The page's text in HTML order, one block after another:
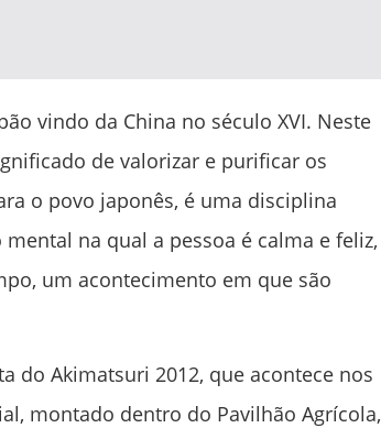
vindo da China no século XVI. Neste
de valorizar e purificar os
o povo japonês, é uma disciplina
na qual a pessoa é calma e feliz,
um acontecimento em que são
do Akimatsuri 2012, que acontece nos
montado dentro do Pavilhão Agrícola,